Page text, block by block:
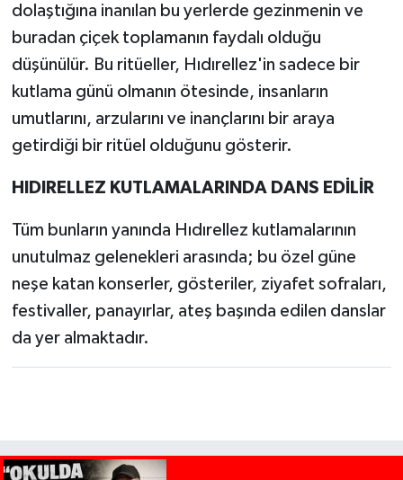
dolaştığına inanılan bu yerlerde gezinmenin ve
buradan çiçek toplamanın faydalı olduğu
düşünülür. Bu ritüeller, Hıdırellez'in sadece bir
kutlama günü olmanın ötesinde, insanların
umutlarını, arzularını ve inançlarını bir araya
getirdiği bir ritüel olduğunu gösterir.
HIDIRELLEZ KUTLAMALARINDA DANS EDİLİR
Tüm bunların yanında Hıdırellez kutlamalarının
unutulmaz gelenekleri arasında; bu özel güne
neşe katan konserler, gösteriler, ziyafet sofraları,
festivaller, panayırlar, ateş başında edilen danslar
da yer almaktadır.